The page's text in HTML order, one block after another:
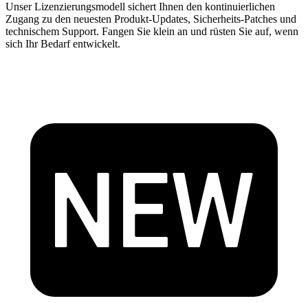
Unser Lizenzierungsmodell sichert Ihnen den kontinuierlichen
Zugang zu den neuesten Produkt-Updates, Sicherheits-Patches und
technischem Support. Fangen Sie klein an und rüsten Sie auf, wenn
sich Ihr Bedarf entwickelt.